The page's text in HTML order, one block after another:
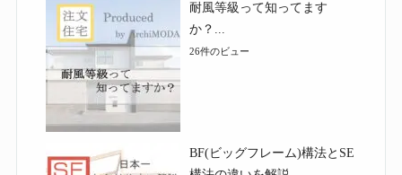
耐風等級って知ってます
か？...
26件のビュー
BF(ビッグフレーム)構法とSE